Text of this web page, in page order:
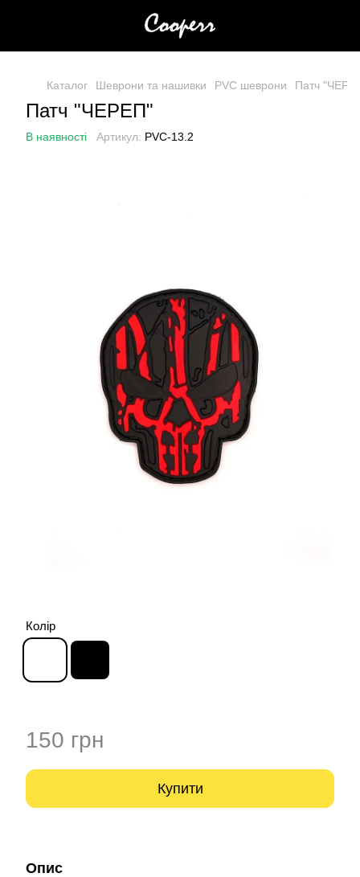
Каталог Шеврони та нашивки PVC шеврони Патч
Патч "ЧЕРЕП"
В наявності Артикул: PVC-13.2
Колір
150 грн
Купити
Опис